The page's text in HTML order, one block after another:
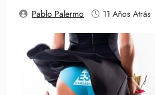
Pablo Palermo 11 Años Atrás